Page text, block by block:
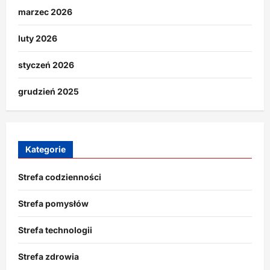
marzec 2026
luty 2026
styczeń 2026
grudzień 2025
Kategorie
Strefa codzienności
Strefa pomysłów
Strefa technologii
Strefa zdrowia